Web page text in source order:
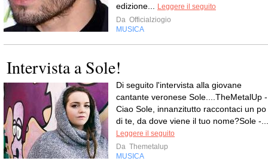
edizione...
Leggere il seguito
Da Officialziogio
MUSICA
Intervista a Sole!
Di seguito l'intervista alla giovane
cantante veronese Sole....TheMetalUp -
Ciao Sole, innanzitutto raccontaci un po
di te, da dove viene il tuo nome?Sole -...
Leggere il seguito
Da Themetalup
MUSICA